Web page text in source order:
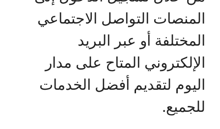
المنصات التواصل الاجتماعي
المختلفة أو عبر البريد
الإلكتروني المتاح على مدار
اليوم لتقديم أفضل الخدمات
للجميع.